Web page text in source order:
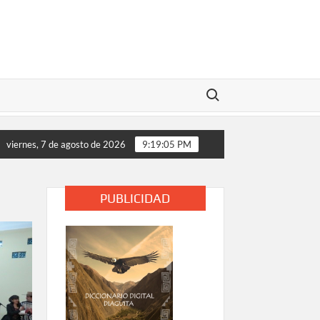
Buscar:
Cuatro años de lluvia en pocos días: el
viernes, 7 de agosto de 2026 9:19:05 PM
PUBLICIDAD